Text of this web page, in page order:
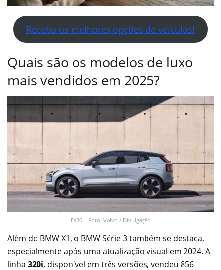
Receba os melhores opções de veículos!
Quais são os modelos de luxo
mais vendidos em 2025?
EX30 – Foto: Volvo / Divulgação
Além do BMW X1, o BMW Série 3 também se destaca,
especialmente após uma atualização visual em 2024. A
linha 320i, disponível em três versões, vendeu 856